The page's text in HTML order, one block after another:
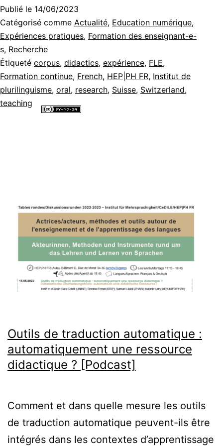
Publié le 14/06/2023
Catégorisé comme Actualité, Education numérique,
Expériences pratiques, Formation des enseignant-e-
s, Recherche
Étiqueté corpus, didactics, expérience, FLE,
Formation continue, French, HEP|PH FR, Institut de
plurilinguisme, oral, research, Suisse, Switzerland,
teaching
Outils de traduction automatique :
automatiquement une ressource
didactique ? [Podcast]
Comment et dans quelle mesure les outils
de traduction automatique peuvent-ils être
intégrés dans les contextes d’apprentissage